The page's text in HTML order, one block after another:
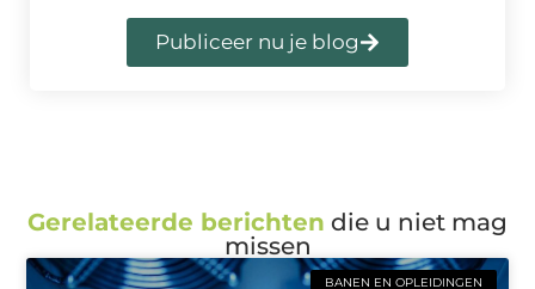
Publiceer nu je blog
Gerelateerde berichten die u niet mag
missen
BANEN EN OPLEIDINGEN